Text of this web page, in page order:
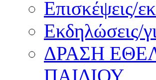
Επισκέψεις/
Εκδηλώσεις/
ΔΡΑΣΗ
ΠΑΙΔΙΟΥ